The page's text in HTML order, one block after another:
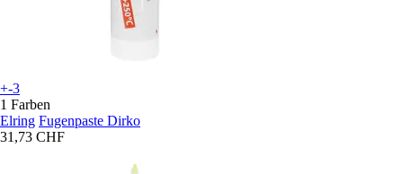
+-3
1 Farben
Elring Fugenpaste Dirko
31,73 CHF